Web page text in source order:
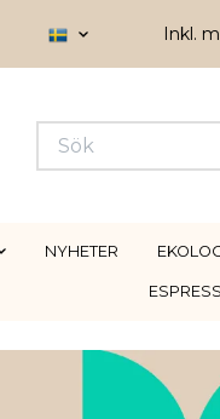
Inkl.
NYHETER